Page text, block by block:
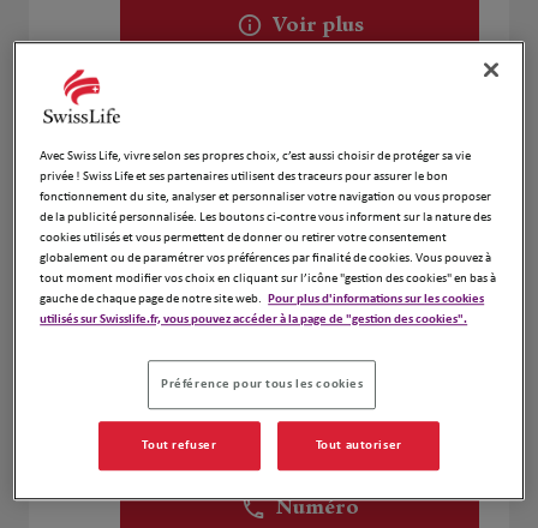
Voir plus
2.72 km
2 rue des Saules
67118 GEISPOLSHEIM
Ouvert 09:00 - 12:00 et 13:00 - 18:00
Numéro
Voir plus
RUGAMBA Pierre
20 Rue du Jardin
67540 Ostwald
Ouvert 09:00 - 18:00
Numéro
Avec Swiss Life, vivre selon ses propres choix, c’est aussi choisir de protéger sa vie
privée ! Swiss Life et ses partenaires utilisent des traceurs pour assurer le bon
fonctionnement du site, analyser et personnaliser votre navigation ou vous proposer
de la publicité personnalisée. Les boutons ci-contre vous informent sur la nature des
cookies utilisés et vous permettent de donner ou retirer votre consentement
globalement ou de paramétrer vos préférences par finalité de cookies. Vous pouvez à
tout moment modifier vos choix en cliquant sur l’icône "gestion des cookies" en bas à
gauche de chaque page de notre site web. Pour plus d'informations sur les cookies
utilisés sur Swisslife.fr, vous pouvez accéder à la page de "gestion des cookies".
Préférence pour tous les cookies
Tout refuser Tout autoriser